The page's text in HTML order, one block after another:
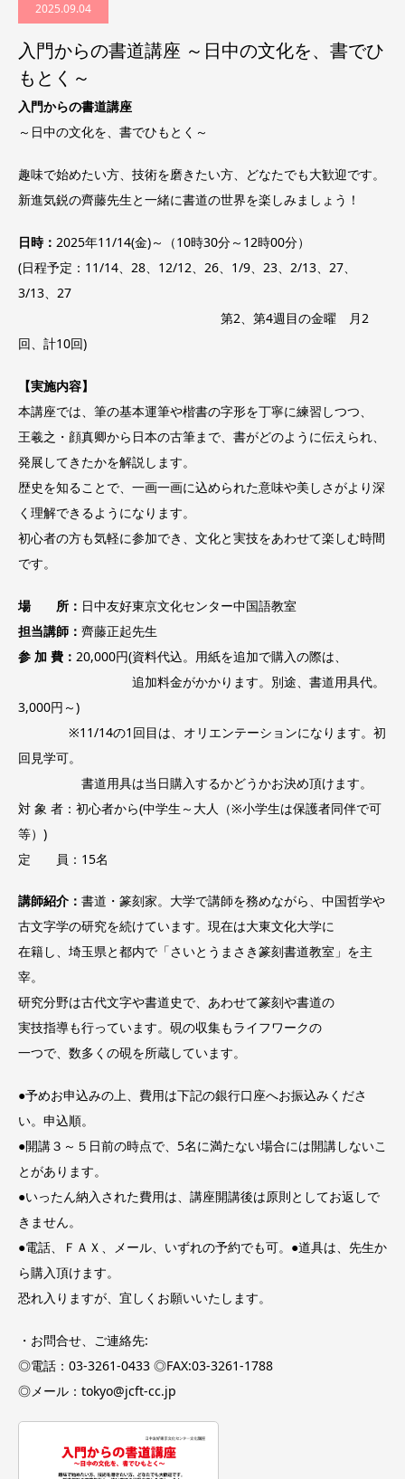
2025.09.04
入門からの書道講座 ～日中の文化を、書でひ
もとく～
入門からの書道講座
～日中の文化を、書でひもとく～
趣味で始めたい方、技術を磨きたい方、どなたでも大歓迎です。
新進気鋭の齊藤先生と一緒に書道の世界を楽しみましょう！
日時： 2025年11/14(金)～（10時30分～12時00分）
(日程予定：11/14、28、12/12、26、1/9、23、2/13、27、
3/13、27
第2、第4週目の金曜 月2
回、計10回)
【実施内容】
本講座では、筆の基本運筆や楷書の字形を丁寧に練習しつつ、
王羲之・顔真卿から日本の古筆まで、書がどのように伝えられ、
発展してきたかを解説します。
歴史を知ることで、一画一画に込められた意味や美しさがより深
く理解できるようになります。
初心者の方も気軽に参加でき、文化と実技をあわせて楽しむ時間
です。
場 所： 日中友好東京文化センター中国語教室
担当講師： 齊藤正起先生
参 加 費： 20,000円(資料代込。用紙を追加で購入の際は、
追加料金がかかります。別途、書道用具代。
3,000円～)
※11/14の1回目は、オリエンテーションになります。初
回見学可。
書道用具は当日購入するかどうかお決め頂けます。
対 象 者：初心者から(中学生～大人（※小学生は保護者同伴で可
等）)
定 員：15名
講師紹介： 書道・篆刻家。大学で講師を務めながら、中国哲学や
古文字学の研究を続けています。現在は大東文化大学に
在籍し、埼玉県と都内で「さいとうまさき篆刻書道教室」を主
宰。
研究分野は古代文字や書道史で、あわせて篆刻や書道の
実技指導も行っています。硯の収集もライフワークの
一つで、数多くの硯を所蔵しています。
●予めお申込みの上、費用は下記の銀行口座へお振込みくださ
い。申込順。
●開講３～５日前の時点で、5名に満たない場合には開講しないこ
とがあります。
●いったん納入された費用は、講座開講後は原則としてお返しで
きません。
●電話、ＦＡＸ、メール、いずれの予約でも可。●道具は、先生か
ら購入頂けます。
恐れ入りますが、宜しくお願いいたします。
・お問合せ、ご連絡先:
◎電話：03-3261-0433 ◎FAX:03-3261-1788
◎メール：tokyo@jcft-cc.jp